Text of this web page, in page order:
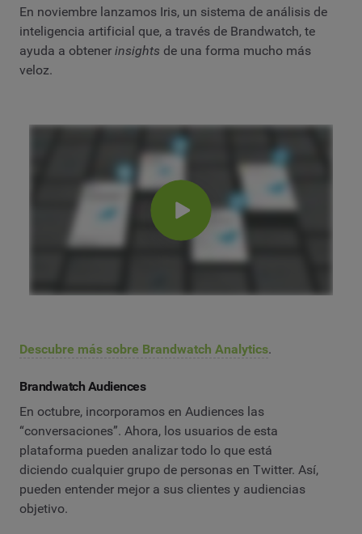
En noviembre lanzamos Iris, un sistema de análisis de
inteligencia artificial que, a través de Brandwatch, te
ayuda a obtener insights de una forma mucho más
veloz.
Descubre más sobre Brandwatch Analytics.
Brandwatch Audiences
En octubre, incorporamos en Audiences las
“conversaciones”. Ahora, los usuarios de esta
plataforma pueden analizar todo lo que está
diciendo cualquier grupo de personas en Twitter. Así,
pueden entender mejor a sus clientes y audiencias
objetivo.